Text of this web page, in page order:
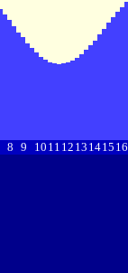
8 9 10 11 12 13 1415 16